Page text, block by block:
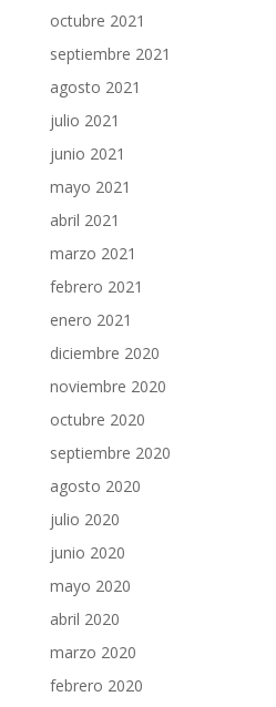
octubre 2021
septiembre 2021
agosto 2021
julio 2021
junio 2021
mayo 2021
abril 2021
marzo 2021
febrero 2021
enero 2021
diciembre 2020
noviembre 2020
octubre 2020
septiembre 2020
agosto 2020
julio 2020
junio 2020
mayo 2020
abril 2020
marzo 2020
febrero 2020